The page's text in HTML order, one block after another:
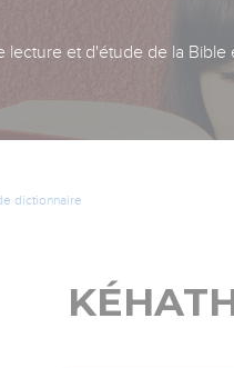
lecture et d'étude de la
dictionnaire